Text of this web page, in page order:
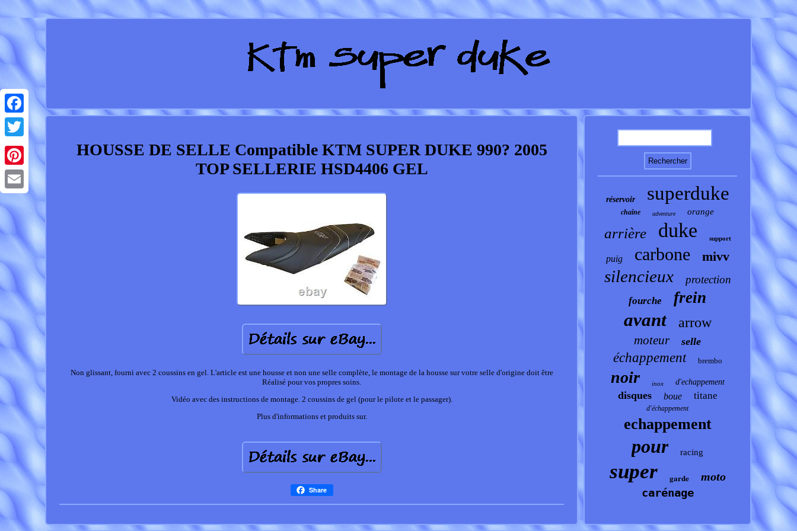
Facebook
Twitter
Pinterest
Email
HOUSSE DE SELLE Compatible KTM SUPER DUKE 990? 2005
TOP SELLERIE HSD4406 GEL
Non glissant, fourni avec 2 coussins en gel. L'article est une housse et non une selle complète, le montage de la housse sur votre selle d'origine doit être
Réalisé pour vos propres soins.
Vidéo avec des instructions de montage. 2 coussins de gel (pour le pilote et le passager).
Plus d'informations et produits sur.
Share
réservoir superduke
chaîne adventure orange
arrière duke support
puig carbone mivv
silencieux protection
fourche frein
avant arrow
moteur selle
échappement brembo
noir inox d'echappement
disques boue titane
d'échappement
echappement
pour racing
super garde
moto
carénage